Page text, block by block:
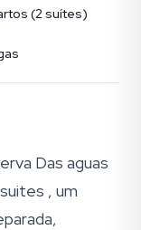
(2suítes)
Das aguas
, um